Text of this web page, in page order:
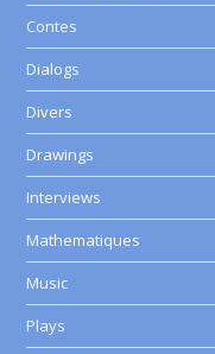
Contes
Dialogs
Divers
Drawings
Interviews
Mathematiques
Music
Plays